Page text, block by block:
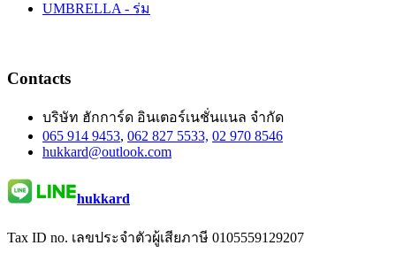
UMBRELLA - ร่ม
Contacts
บริษัท ฮักการ์ด อินเตอร์เนชั่นแนล จำกัด
065 914 9453, 062 827 5533, 02 970 8546
hukkard@outlook.com
hukkard
Tax ID no. เลขประจำตัวผู้เสียภาษี 0105559129207